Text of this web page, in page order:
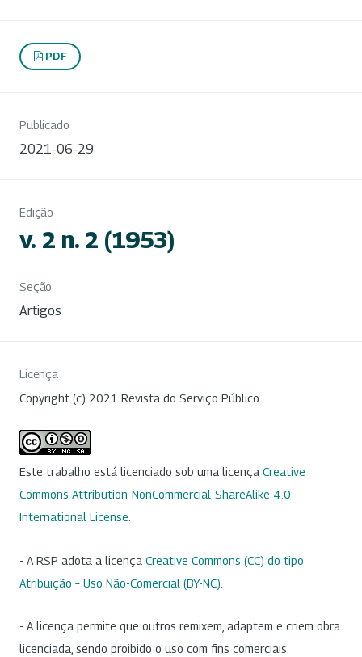
PDF
Publicado
2021-06-29
Edição
v. 2 n. 2 (1953)
Seção
Artigos
Licença
Copyright (c) 2021 Revista do Serviço Público
Este trabalho está licenciado sob uma licença Creative
Commons Attribution-NonCommercial-ShareAlike 4.0
International License
- A RSP adota a licença Creative Commons (CC) do tipo
Atribuição – Uso Não-Comercial (BY-NC)
- A licença permite que outros remixem, adaptem e criem obra
licenciada, sendo proibido o uso com fins comerciais.